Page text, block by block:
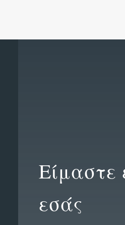
Είμαστε
εσάς